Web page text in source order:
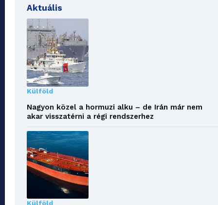
Aktuális
Külföld
Nagyon közel a hormuzi alku – de Irán már nem
akar visszatérni a régi rendszerhez
Külföld